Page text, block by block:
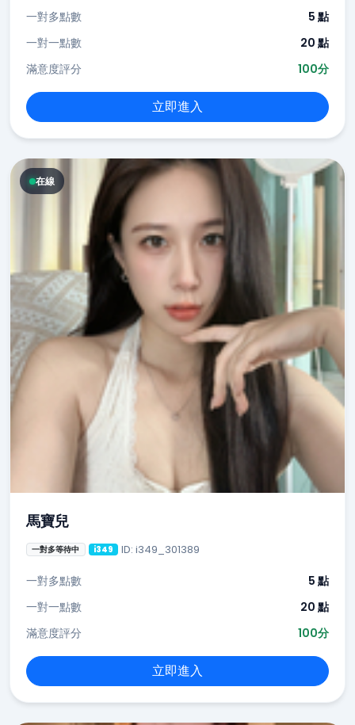
一對多點數
5 點
一對一點數
20 點
滿意度評分
100分
立即進入
在線
馬寶兒
一對多等待中 i349 ID: i349_301389
一對多點數
5 點
一對一點數
20 點
滿意度評分
100分
立即進入